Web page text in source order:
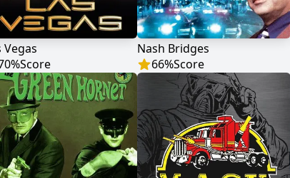
Vegas
%Score
Nash Bridges
66%Score